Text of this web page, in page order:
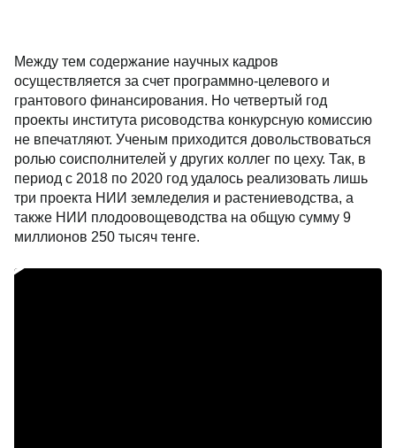
Между тем содержание научных кадров
осуществляется за счет программно-целевого и
грантового финансирования. Но четвертый год
проекты института рисоводства конкурсную комиссию
не впечатляют. Ученым приходится довольствоваться
ролью соисполнителей у других коллег по цеху. Так, в
период с 2018 по 2020 год удалось реализовать лишь
три проекта НИИ земледелия и растениеводства, а
также НИИ плодоовощеводства на общую сумму 9
миллионов 250 тысяч тенге.